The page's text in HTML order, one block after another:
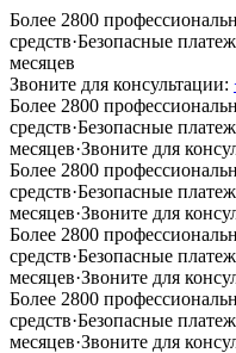
Более 2800
средств·Безопасные
месяцев
Звоните для консультации:
Более 2800
средств·Безопасные
месяцев·Звоните для
Более 2800
средств·Безопасные
месяцев·Звоните для
Более 2800
средств·Безопасные
месяцев·Звоните для
Более 2800
средств·Безопасные
месяцев·Звоните для